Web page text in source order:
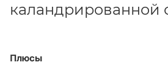
каландрированной
Плюсы